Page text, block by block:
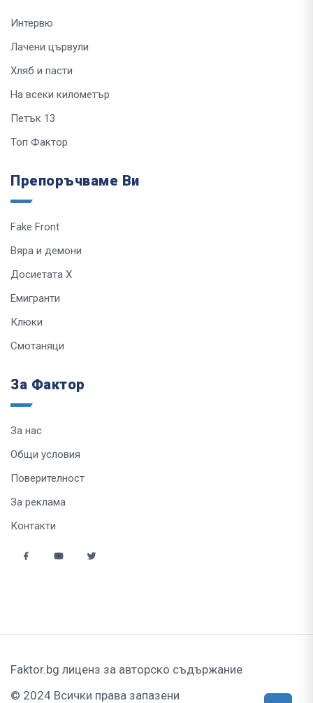
Интервю
Лачени цървули
Хляб и пасти
На всеки километър
Петък 13
Топ Фактор
Препоръчваме Ви
Fake Front
Вяра и демони
Досиетата Х
Емигранти
Клюки
Смотаняци
За Фактор
За нас
Общи условия
Поверителност
За реклама
Контакти
Faktor.bg лиценз за авторско съдържание
© 2024 Всички права запазени